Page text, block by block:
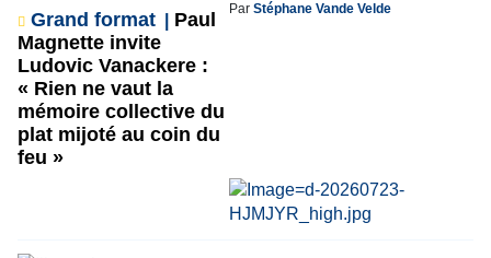
Grand format
Paul
Magnette invite
Ludovic Vanackere :
« Rien ne vaut la
mémoire collective du
plat mijoté au coin du
feu »
Par Stéphane Vande Velde